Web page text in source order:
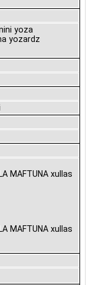
yoza
yozardz
MAFTUNA xullas
MAFTUNA xullas